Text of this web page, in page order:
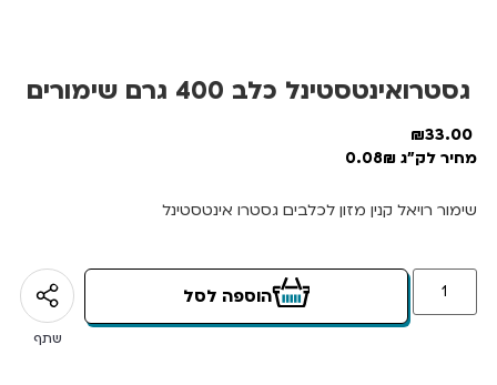
גסטרואינטסטינל כלב 400 גרם שימורים
33.00
₪
מחיר לק"ג 0.08₪
שימור רויאל קנין מזון לכלבים גסטרו אינטסטינל
הוספה לסל
שתף